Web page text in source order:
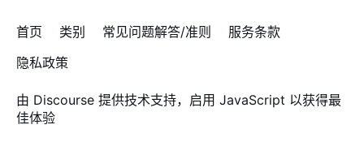
首页 类别 常见问题解答/准则
服务条款
隐私政策
由 Discourse 提供技术支持，启用 JavaScript 以获得最
佳体验